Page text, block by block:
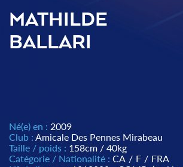
MATHILDE
BALLARI
Né(e) en : 2009
Club : Amicale Des Pennes Mirabeau
Taille / poids : 158cm / 40kg
Catégorie / Nationalité : CA / F / FRA